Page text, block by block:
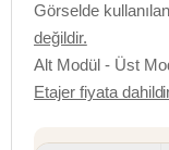
Görselde kullanılan
değildir.
Alt Modül - Üst
Etajer fiyata